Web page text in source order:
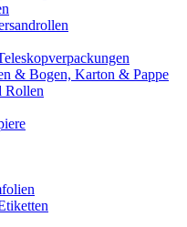
& Bogen, Karton & Pappe
Rollen